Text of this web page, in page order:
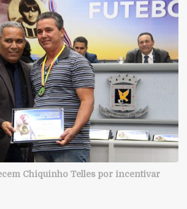
Chiquinho Telles por incentivar